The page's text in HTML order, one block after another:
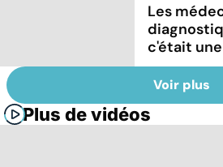
Les
c'était
Voir plus
Plus de vidéos